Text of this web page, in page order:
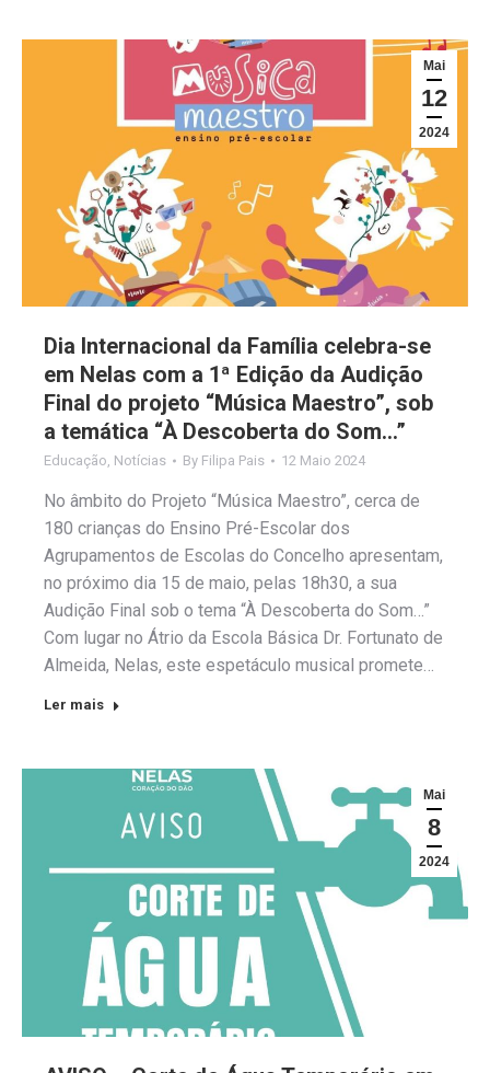
Mai
12
2024
Dia Internacional da Família celebra-se
em Nelas com a 1ª Edição da Audição
Final do projeto “Música Maestro”, sob
a temática “À Descoberta do Som…”
Educação, Notícias By Filipa Pais 12 Maio 2024
No âmbito do Projeto “Música Maestro”, cerca de
180 crianças do Ensino Pré-Escolar dos
Agrupamentos de Escolas do Concelho apresentam,
no próximo dia 15 de maio, pelas 18h30, a sua
Audição Final sob o tema “À Descoberta do Som…”
Com lugar no Átrio da Escola Básica Dr. Fortunato de
Almeida, Nelas, este espetáculo musical promete…
Ler mais
Mai
8
2024